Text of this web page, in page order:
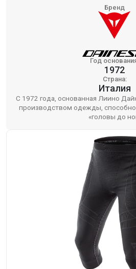
Бренд
Год
1972
Страна:
Италия
C 1972 года, основанная Лиино
производством одежды,
«головы до